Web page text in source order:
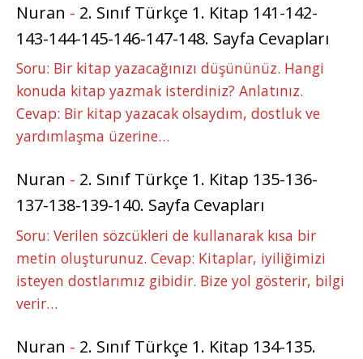
Nuran - 2. Sınıf Türkçe 1. Kitap 141-142-
143-144-145-146-147-148. Sayfa Cevapları
Soru: Bir kitap yazacağınızı düşününüz. Hangi
konuda kitap yazmak isterdiniz? Anlatınız.
Cevap: Bir kitap yazacak olsaydım, dostluk ve
yardımlaşma üzerine…
Nuran - 2. Sınıf Türkçe 1. Kitap 135-136-
137-138-139-140. Sayfa Cevapları
Soru: Verilen sözcükleri de kullanarak kısa bir
metin oluşturunuz. Cevap: Kitaplar, iyiliğimizi
isteyen dostlarımız gibidir. Bize yol gösterir, bilgi
verir…
Nuran - 2. Sınıf Türkçe 1. Kitap 134-135.